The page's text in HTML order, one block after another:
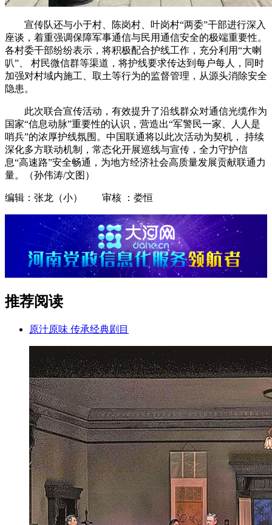
宣传队还与小于村、陈岗村、叶岗村“两委”干部进行深入
座谈，着重强调保障军事通信与民用通信安全的极端重要性。
各村委干部纷纷表示，将积极配合护线工作，充分利用“大喇
叭”、 村民微信群等渠道，将护线要求传达到每户每人，同时
加强对村域内施工、取土等行为的监督管理，从源头消除安全
隐患。
此次联合宣传活动，有效提升了沿线群众对通信光缆作为
国家“信息动脉”重要性的认识，营造出“军警民一家、人人是
哨兵”的浓厚护线氛围。中国联通将以此次活动为契机， 持续
深化多方联动机制，常态化开展巡线与宣传，全力守护信
息“高速路”安全畅通，为地方经济社会高质量发展贡献联通力
量。（孙伟涛/文图）
编辑：张龙（小） 审核 ：娄恒
推荐阅读
原汁原味 传承经典剧目